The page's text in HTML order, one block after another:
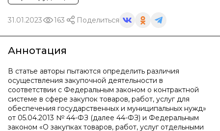
31.01.2023 163 Поделиться
Аннотация
В статье авторы пытаются определить различия
осуществления закупочной деятельности в
соответствии с Федеральным законом о контрактной
системе в сфере закупок товаров, работ, услуг для
обеспечения государственных и муниципальных нужд»
от 05.04.2013 № 44-ФЗ (далее 44-ФЗ) и Федеральным
законом «О закупках товаров, работ, услуг отдельными